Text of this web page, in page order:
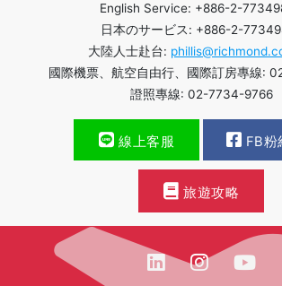
English Service: +886-2-
日本のサービス: +886-2-
大陸人士赴台:
國際機票、航空自由行、國際訂房專線:
證照專線: 02-7734-9766
線上客服 FB粉
旅遊攻略